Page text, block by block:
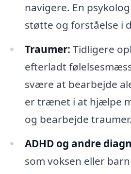
navigere. En
støtte og forståelse i
Traumer: Tidligere
efterladt
svære at bearbejde
er trænet i at hjælpe
og bearbejde traumer.
ADHD og andre
som voksen eller